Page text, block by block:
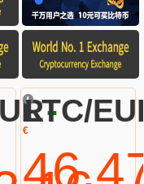
-
LTC/
€